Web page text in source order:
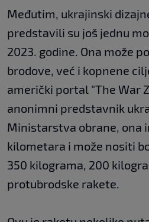
Međutim, ukrajinski
predstavili su još jednu
2023. godine. Ona može
brodove, već i kopnene
američki portal "The War
anonimni predstavnik
Ministarstva obrane, ona
kilometara i može nositi
350 kilograma, 200
protubrodske rakete.